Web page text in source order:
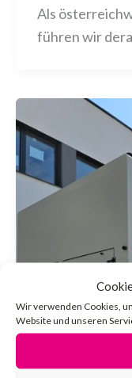
Wir verwenden Cookies,
Website und unseren
Als
führen wir